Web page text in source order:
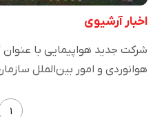
اخبار آرشیوی
شرکت جدید هواپیمایی با عنوان
هوانوردی و امور بین‌الملل
۱